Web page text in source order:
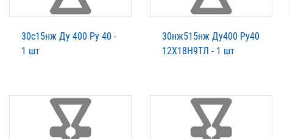
30c15нж Ду 400 Ру 40 -
1 шт
30нж515нж Ду400 Ру40
12Х18Н9ТЛ - 1 шт